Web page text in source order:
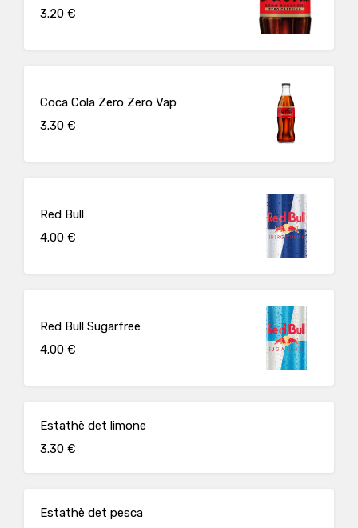
3.20 €
Coca Cola Zero Zero Vap
3.30 €
Red Bull
4.00 €
Red Bull Sugarfree
4.00 €
Estathè det limone
3.30 €
Estathè det pesca